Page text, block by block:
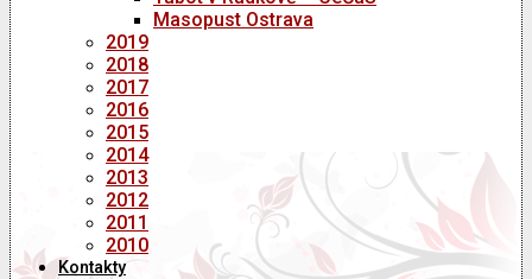
Masopust Ostrava
2019
2018
2017
2016
2015
2014
2013
2012
2011
2010
Kontakty